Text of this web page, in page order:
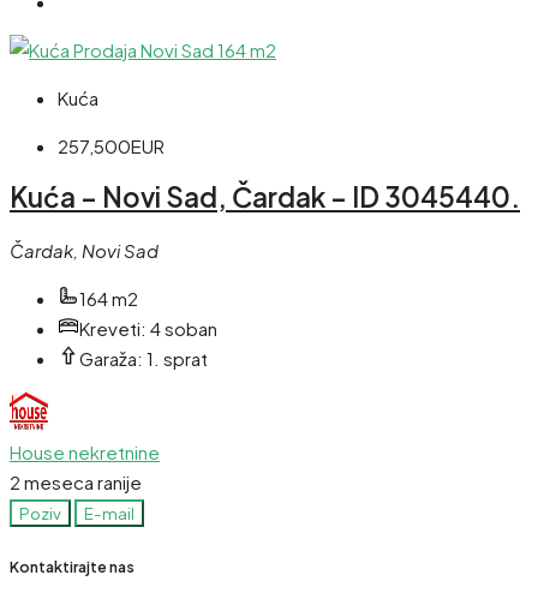
Kuća
257,500EUR
Kuća – Novi Sad, Čardak – ID 3045440.
Čardak, Novi Sad
164 m2
Kreveti: 4 soban
Garaža: 1. sprat
House nekretnine
2 meseca ranije
Poziv E-mail
Kontaktirajte nas